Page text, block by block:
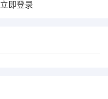
立即登录